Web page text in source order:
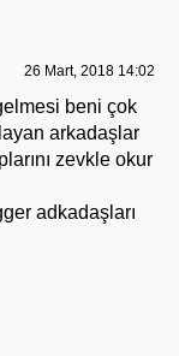
26 Mart, 2018 14:02
beni çok
arkadaşlar
zevkle okur
adkadaşları